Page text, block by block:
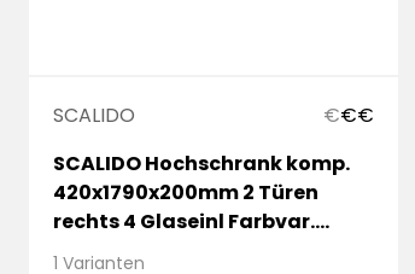
SCALIDO €€€
SCALIDO Hochschrank komp.
420x1790x200mm 2 Türen
rechts 4 Glaseinl Farbvar.
W/E/E
1 Varianten